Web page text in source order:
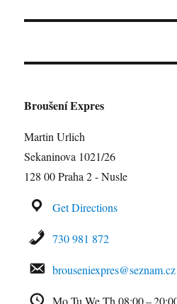
Broušení Expres
Martin Urlich
Sekaninova 1021/26
128 00 Praha 2 - Nusle
Get Directions
730 981 872
brouseniexpres@seznam.cz